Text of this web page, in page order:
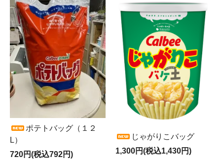
ポテトバッグ（１２
L）
720円(税込792円)
じゃがりこバッグ
1,300円(税込1,430円)